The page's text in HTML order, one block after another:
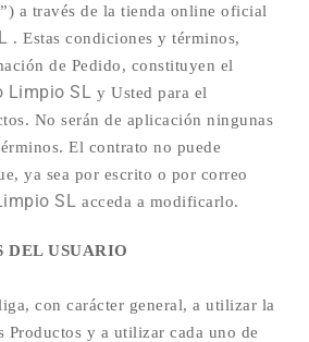
a través de la tienda online oficial
. Estas condiciones y términos,
de Pedido, constituyen el
Limpio SL y Usted para el
No serán de aplicación ningunas
El contrato no puede
ya sea por escrito o por correo
SL acceda a modificarlo.
DEL USUARIO
con carácter general, a utilizar la
Productos y a utilizar cada uno de